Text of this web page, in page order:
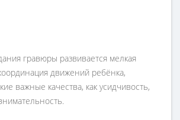
гравюры развивается мелкая
движений ребёнка,
важные качества, как усидчивость,